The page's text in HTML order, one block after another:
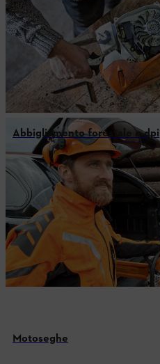
Abbigliamento forestale e dpi
Motoseghe